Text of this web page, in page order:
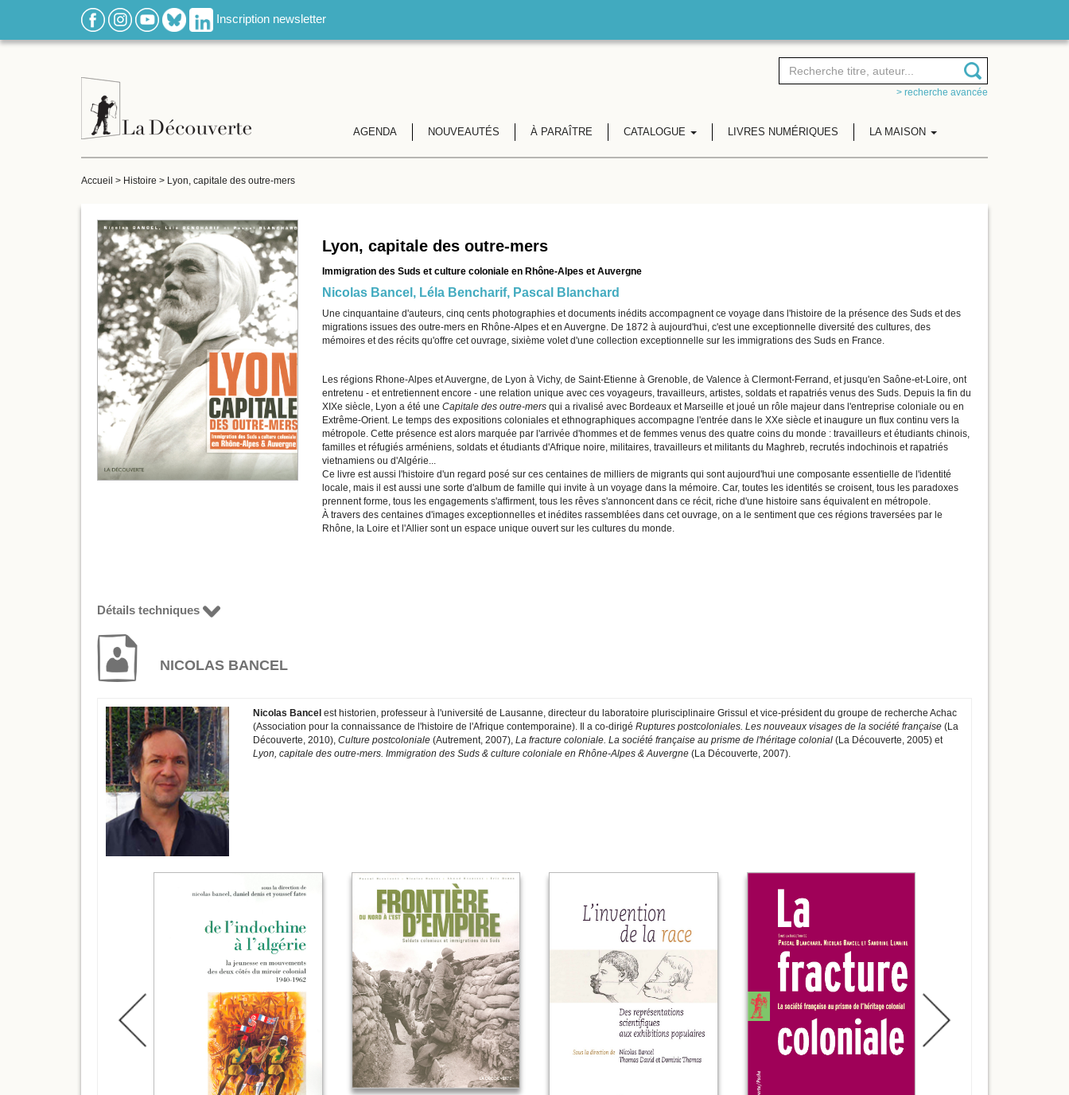
Inscription newsletter
> recherche avancée
AGENDA NOUVEAUTÉS À PARAÎTRE CATALOGUE LIVRES NUMÉRIQUES LA MAISON
Accueil > Histoire > Lyon, capitale des outre-mers
Lyon, capitale des outre-mers
Immigration des Suds et culture coloniale en Rhône-Alpes et Auvergne
Nicolas Bancel , Léla Bencharif, Pascal Blanchard
Une cinquantaine d'auteurs, cinq cents photographies et documents inédits accompagnent ce voyage dans l'histoire de la présence des Suds et des
migrations issues des outre-mers en Rhône-Alpes et en Auvergne. De 1872 à aujourd'hui, c'est une exceptionnelle diversité des cultures, des
mémoires et des récits qu'offre cet ouvrage, sixième volet d'une collection exceptionnelle sur les immigrations des Suds en France.
Les régions Rhone-Alpes et Auvergne, de Lyon à Vichy, de Saint-Etienne à Grenoble, de Valence à Clermont-Ferrand, et jusqu'en Saône-et-Loire, ont
entretenu - et entretiennent encore - une relation unique avec ces voyageurs, travailleurs, artistes, soldats et rapatriés venus des Suds. Depuis la fin du
XIXe siècle, Lyon a été une Capitale des outre-mersqui a rivalisé avec Bordeaux et Marseille et joué un rôle majeur dans l'entreprise coloniale ou en
Extrême-Orient. Le temps des expositions coloniales et ethnographiques accompagne l'entrée dans le XXe siècle et inaugure un flux continu vers la
métropole. Cette présence est alors marquée par l'arrivée d'hommes et de femmes venus des quatre coins du monde : travailleurs et étudiants chinois,
familles et réfugiés arméniens, soldats et étudiants d'Afrique noire, militaires, travailleurs et militants du Maghreb, recrutés indochinois et rapatriés
vietnamiens ou d'Algérie...
Ce livre est aussi l'histoire d'un regard posé sur ces centaines de milliers de migrants qui sont aujourd'hui une composante essentielle de l'identité
locale, mais il est aussi une sorte d'album de famille qui invite à un voyage dans la mémoire. Car, toutes les identités se croisent, tous les paradoxes
prennent forme, tous les engagements s'affirment, tous les rêves s'annoncent dans ce récit, riche d'une histoire sans équivalent en métropole.
À travers des centaines d'images exceptionnelles et inédites rassemblées dans cet ouvrage, on a le sentiment que ces régions traversées par le
Rhône, la Loire et l'Allier sont un espace unique ouvert sur les cultures du monde.
Détails techniques
NICOLAS BANCEL
Nicolas Bancel est historien, professeur à l'université de Lausanne, directeur du laboratoire plurisciplinaire Grissul et vice-président du groupe de recherche Achac
(Association pour la connaissance de l'histoire de l'Afrique contemporaine). Il a co-dirigé Ruptures postcoloniales. Les nouveaux visages de la société française(La
Découverte, 2010), Culture postcoloniale(Autrement, 2007), La fracture coloniale. La société française au prisme de l'héritage colonial(La Découverte, 2005) et
Lyon, capitale des outre-mers. Immigration des Suds & culture coloniale en Rhône-Alpes & Auvergne(La Découverte, 2007).